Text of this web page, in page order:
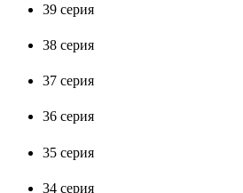
39 серия
38 серия
37 серия
36 серия
35 серия
34 серия